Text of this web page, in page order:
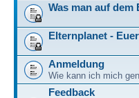
Was man auf
Elternplanet -
Anmeldung
Wie kann ich mich
Feedback